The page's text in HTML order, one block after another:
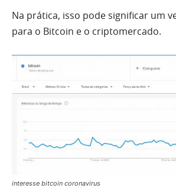
Na prática, isso pode significar um
para o Bitcoin e o criptomercado.
interesse bitcoin coronavirus